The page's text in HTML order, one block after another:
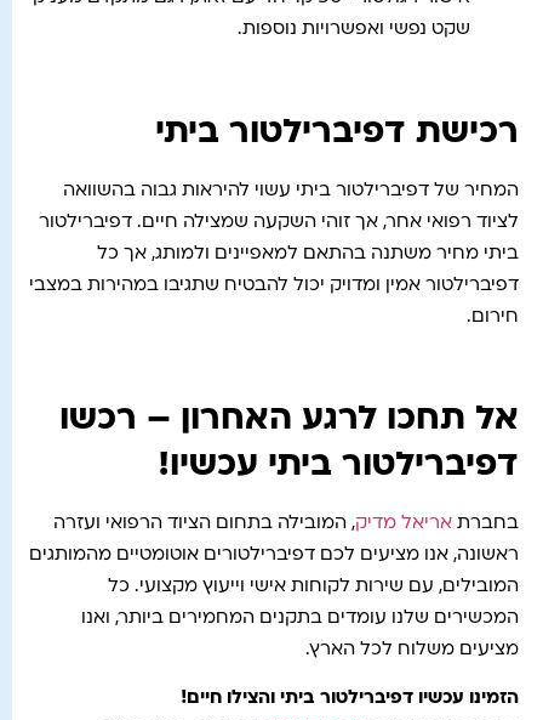
שקט נפשי ואפשרויות נוספות.
רכישת דפיברילטור ביתי
המחיר של דפיברילטור ביתי עשוי להיראות גבוה בהשוואה
לציוד רפואי אחר, אך זוהי השקעה שמצילה חיים. דפיברילטור
ביתי מחיר משתנה בהתאם למאפיינים ולמותג, אך כל
דפיברילטור אמין ומדויק יכול להבטיח שתגיבו במהירות במצבי
חירום.
אל תחכו לרגע האחרון – רכשו
דפיברילטור ביתי עכשיו!
בחברת אריאל מדיק, המובילה בתחום הציוד הרפואי ועזרה
ראשונה, אנו מציעים לכם דפיברילטורים אוטומטיים מהמותגים
המובילים, עם שירות לקוחות אישי וייעוץ מקצועי. כל
המכשירים שלנו עומדים בתקנים המחמירים ביותר, ואנו
מציעים משלוח לכל הארץ.
הזמינו עכשיו דפיברילטור ביתי והצילו חיים!